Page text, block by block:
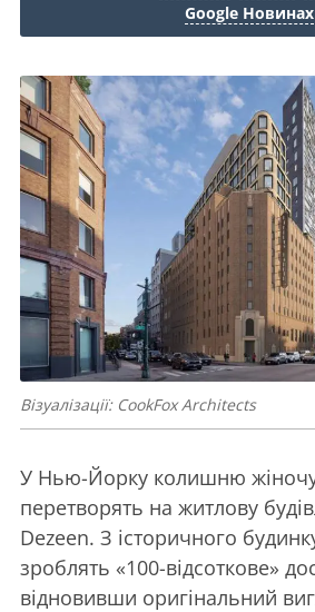
Google Новинах
Візуалізації: CookFox Architects
У Нью-Йорку колишню
перетворять на житлову
Dezeen. З історичного
зроблять «100-відсоткове»
відновивши оригінальний